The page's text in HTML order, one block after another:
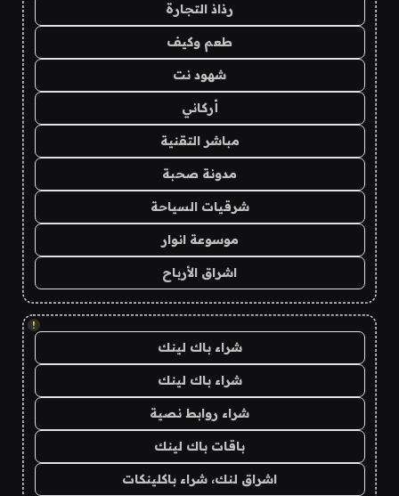
رذاذ التجارة
طعم وكيف
شهود نت
أركاني
مباشر التقنية
مدونة صحبة
شرقيات السياحة
موسوعة انوار
اشراق الأرباح
!
شراء باك لينك
شراء باك لينك
شراء روابط نصية
باقات باك لينك
اشراق لنك، شراء باكلينكات